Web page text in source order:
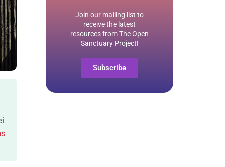
Join our mailing list to
receive the latest
resources from The Open
Sanctuary Project!
Subscribe